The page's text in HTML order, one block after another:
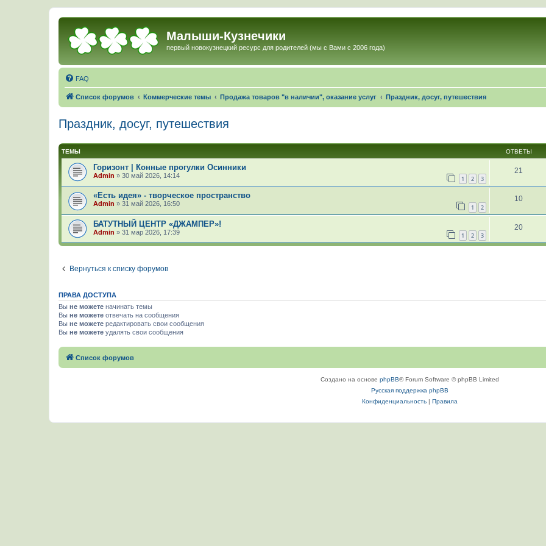
Малыши-Кузнечики
первый новокузнецкий ресурс для родителей (мы с Вами с 2006 года)
FAQ
Список форумов Коммерческие темы Продажа товаров "в наличии", оказание услуг Праздник, досуг, путешествия
Праздник, досуг, путешествия
ТЕМЫ ОТВЕТЫ
Горизонт | Конные прогулки Осинники
Admin » 30 май 2026, 14:14 1 2 3
21
«Есть идея» - творческое пространство
Admin » 31 май 2026, 16:50 1 2
10
БАТУТНЫЙ ЦЕНТР «ДЖАМПЕР»!
Admin » 31 мар 2026, 17:39 1 2 3
20
Вернуться к списку форумов
ПРАВА ДОСТУПА
Вы не можете начинать темы
Вы не можете отвечать на сообщения
Вы не можете редактировать свои сообщения
Вы не можете удалять свои сообщения
Список форумов
Создано на основе phpBB® Forum Software © phpBB Limited
Русская поддержка phpBB
Конфиденциальность| Правила